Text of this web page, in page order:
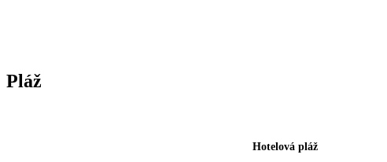
Pláž
Hotelová pláž